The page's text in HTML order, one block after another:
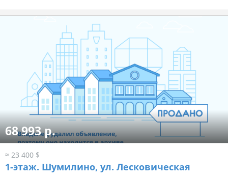
68 993 р.
≈ 23 400 $
1-этаж. Шумилино, ул. Лесковическая